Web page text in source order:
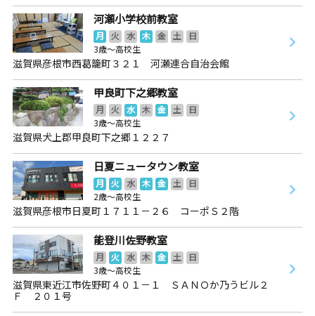
河瀬小学校前教室
月 火 水 木 金 土
日
3歳～高校生
滋賀県彦根市西葛籠町３２１ 河瀬連合自治会館
甲良町下之郷教室
月 火 水 木 金 土
日
3歳～高校生
滋賀県犬上郡甲良町下之郷１２２７
日夏ニュータウン教室
月 火 水 木 金 土
日
2歳～高校生
滋賀県彦根市日夏町１７１１－２６ コーポＳ２階
能登川佐野教室
月 火 水 木 金 土
日
3歳～高校生
滋賀県東近江市佐野町４０１－１ ＳＡＮＯか乃うビル２
Ｆ ２０１号